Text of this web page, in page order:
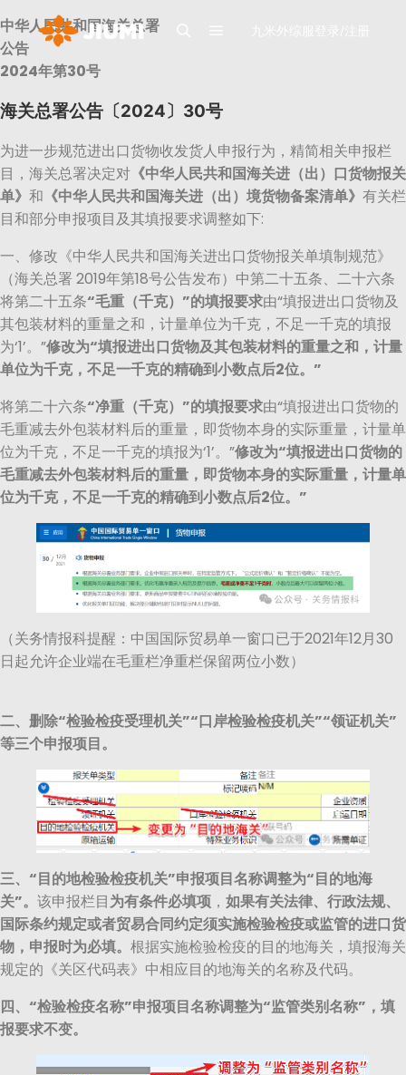
中华人民共和国海关总署
公告
2024年第30号
海关总署公告〔2024〕30号
为进一步规范进出口货物收发货人申报行为，精简相关申报栏
目，海关总署决定对 《中华人民共和国海关进（出）口货物报关
单》 和 《中华人民共和国海关进（出）境货物备案清单》 有关栏
目和部分申报项目及其填报要求调整如下:
一、修改《中华人民共和国海关进出口货物报关单填制规范》
（海关总署 2019年第18号公告发布）中第二十五条、二十六条
将第二十五条“毛重（千克）”的填报要求由“填报进出口货物及
其包装材料的重量之和，计量单位为千克，不足一千克的填报
为‘1’。”修改为“填报进出口货物及其包装材料的重量之和，计量
单位为千克，不足一千克的精确到小数点后2位。”
将第二十六条“净重（千克）”的填报要求由“填报进出口货物的
毛重减去外包装材料后的重量，即货物本身的实际重量，计量单
位为千克，不足一千克的填报为‘1’。”修改为“填报进出口货物的
毛重减去外包装材料后的重量，即货物本身的实际重量，计量单
位为千克，不足一千克的精确到小数点后2位。”
（关务情报科提醒：中国国际贸易单一窗口已于2021年12月30
日起允许企业端在毛重栏净重栏保留两位小数）
二、删除“检验检疫受理机关”“口岸检验检疫机关”“领证机关”
等三个申报项目。
三、“目的地检验检疫机关”申报项目名称调整为“目的地海
关”。 该申报栏目为有条件必填项 ， 如果有关法律、行政法规、
国际条约规定或者贸易合同约定须实施检验检疫或监管的进口货
物，申报时为必填。 根据实施检验检疫的目的地海关，填报海关
规定的《关区代码表》中相应目的地海关的名称及代码。
四、“检验检疫名称”申报项目名称调整为“监管类别名称”，填
报要求不变。